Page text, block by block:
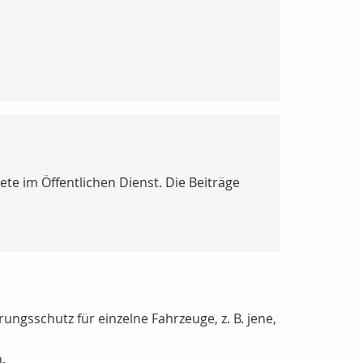
im Öffentlichen Dienst. Die Beiträge
für einzelne Fahrzeuge, z. B. jene,